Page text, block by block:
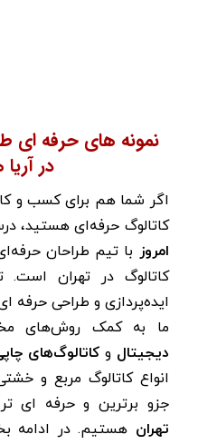
نمونه های حرفه ای
در
اگر شما هم برای کسب و
کاتالوگ حرفه‌ای هستید،
امروز با تیم طراحان
کاتالوگ در تهران است.
ایده‌پردازی و طراحی حرفه
ما به کمک روش‌های
دیجیتال و کاتالوگ‌های
جزو برترین و حرفه ای
تهران هستیم. در ادامه